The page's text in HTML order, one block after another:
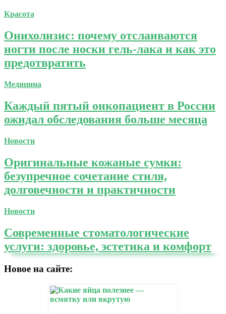
Красота
Онихолизис: почему отслаиваются
ногти после носки гель-лака и как это
предотвратить
Медицина
Каждый пятый онкопациент в России
ожидал обследования больше месяца
Новости
Оригинальные кожаные сумки:
безупречное сочетание стиля,
долговечности и практичности
Новости
Современные стоматологические
услуги: здоровье, эстетика и комфорт
Новое на сайте: